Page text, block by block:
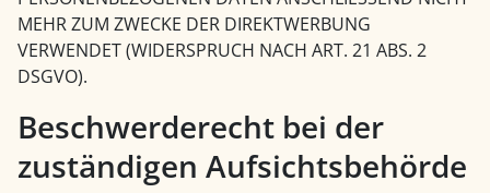
MEHR ZUM ZWECKE DER DIREKTWERBUNG
VERWENDET (WIDERSPRUCH NACH ART. 21 ABS. 2
DSGVO).
Beschwerde­recht bei der
zuständigen Aufsichts­behörde